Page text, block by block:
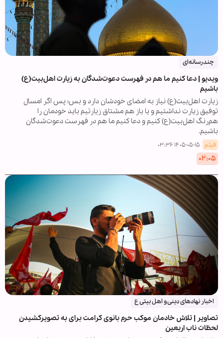
چندرسانه‌ای
ویدیو | دعا کنیم ما هم در فهرست دعوت‌شدگان به زیارت اهل‌بیت(ع)
باشیم
زیارت اهل‌بیت(ع) نیاز به امضای خودشان دارد و بس؛ پس اگر امسال
توفیق زیارت نداشتیم و یا باز هم مشتاق زیارتیم باید خودمان را
هم‌رنگ اهل‌بیت(ع) کنیم و دعا کنیم ما هم در فهرست دعوت‌شدگان
باشیم.
فیلم ۱۴۰۵-۰۵-۱۵ ۰۳:۳۶
۰۲:۰۵
اخبار نهادهای دینی و اهل بیتی ع
تصاویر | تلاش خادمان موکب حرم بانوی کرامت برای به تصویرکشیدن
لحظات ناب اربعین